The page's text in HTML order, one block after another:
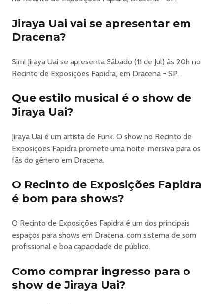
Informações importantes sobre ingressos
Transferência de ingresso
Agora você pode transferir seu ingresso de forma prática
sem burocracia.
Como funciona:
2. Selecione o ingresso desejado.
3. Insira os dados do novo titular.
termos de uso pelo APP Q2 Ingressos para
concluir a transferência.
Importante:
do início do evento.
• O novo titular poderá visualizar todas as informações
• Após a conclusão da transferência, não será possível
solicitar o cancelamento.
Essa novidade veio para facilitar ainda mais sua
experiência, tornando o processo mais ágil e reduzindo a
necessidade de suporte manual. Aproveite!
https://q2ingressos.com.br/termos-de-transferencia
Jiraya Uai vai se apresentar em
Dracena?
Sim! Jiraya Uai se apresenta Sábado (11 de Jul) às 20h no
Recinto de Exposições Fapidra, em Dracena - SP.
Que estilo musical é o show de
Jiraya Uai?
Jiraya Uai é um artista de Funk. O show no Recinto de
Exposições Fapidra promete uma noite imersiva para os
fãs do gênero em Dracena.
O Recinto de Exposições Fapidra
é bom para shows?
O Recinto de Exposições Fapidra é um dos principais
espaços para shows em Dracena, com sistema de som
profissional e boa capacidade de público.
Como comprar ingresso para o
show de Jiraya Uai?